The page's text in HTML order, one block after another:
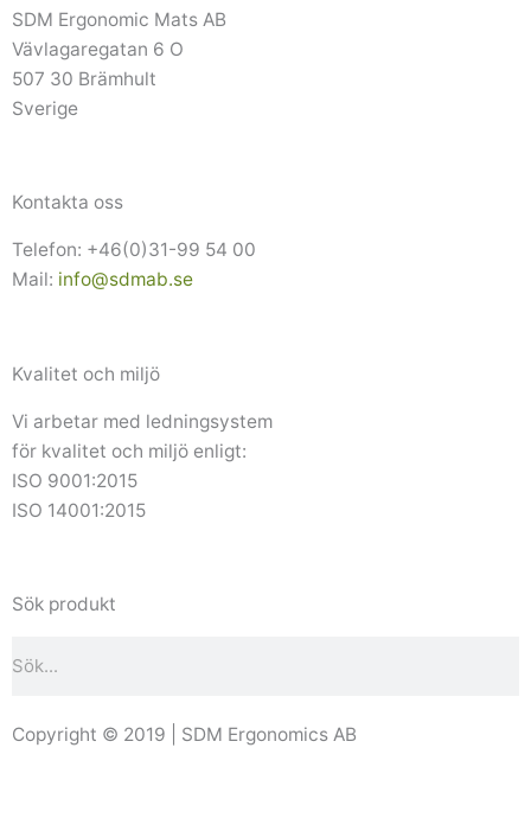
SDM Ergonomic Mats AB
Vävlagaregatan 6 O
507 30 Brämhult
Sverige
Kontakta oss
Telefon: +46(0)31-99 54 00
Mail: info@sdmab.se
Kvalitet och miljö
Vi arbetar med ledningsystem
för kvalitet och miljö enligt:
ISO 9001:2015
ISO 14001:2015
Sök produkt
Copyright © 2019 | SDM Ergonomics AB